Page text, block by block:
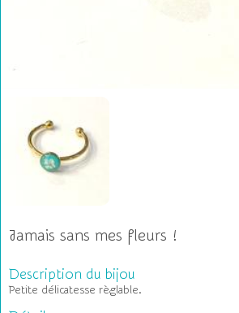
Jamais sans mes fleurs !
Description du bijou
Petite délicatesse règlable.